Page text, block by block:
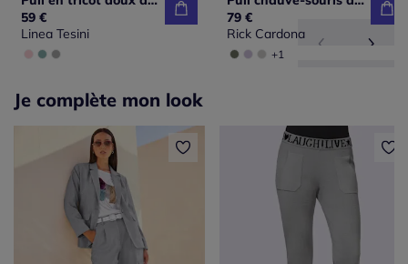
59 €
Linea Tesini
79 €
Rick Cardona
+1
Je complète mon look